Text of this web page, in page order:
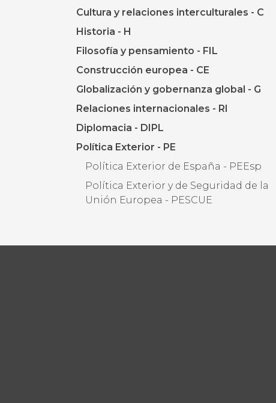
Cultura y relaciones interculturales - C
Historia - H
Filosofía y pensamiento - FIL
Construcción europea - CE
Globalización y gobernanza global - G
Relaciones internacionales - RI
Diplomacia - DIPL
Política Exterior - PE
Política Exterior de España - PEEsp
Política Exterior y de Seguridad de la
Unión Europea - PESCUE